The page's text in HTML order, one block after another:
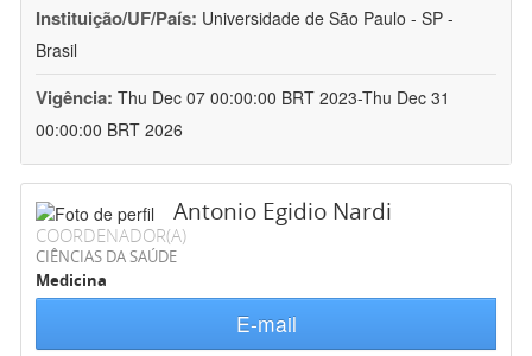
Instituição/UF/País: Universidade de São Paulo - SP -
Brasil
Vigência: Thu Dec 07 00:00:00 BRT 2023-Thu Dec 31
00:00:00 BRT 2026
Antonio Egidio Nardi
COORDENADOR(A)
CIÊNCIAS DA SAÚDE
Medicina
E-mail